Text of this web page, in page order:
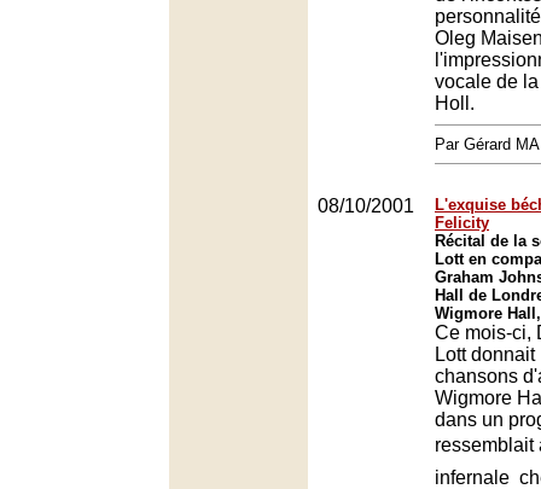
Oleg
vocale de
Holl.
Par Gérard
08/10/2001
L'exquise
Felicity
Récital de la
Lott en
Graham
Hall de
Wigmore
Ce mois-ci,
Lott
chansons
Wigmore
dans un
ressemblait
infernale 